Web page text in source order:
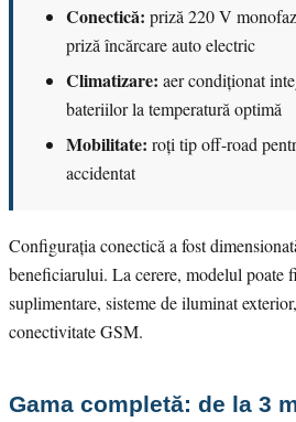
Conectică: priză 220 V
priză încărcare auto electric
Climatizare: aer condiționat
bateriilor la temperatură optimă
Mobilitate: roți tip off-road
accidentat
Configurația conectică a fost
beneficiarului. La cerere, modelul poate
suplimentare, sisteme de iluminat
conectivitate GSM.
Gama completă: de la 3